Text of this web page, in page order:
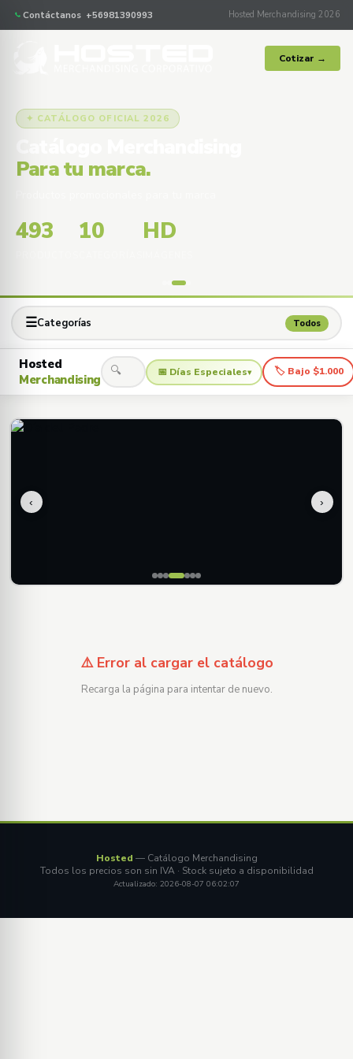
Contáctanos +56981390993 Hosted Merchandising 2026
Cotizar →
✦ CATÁLOGO OFICIAL 2026
Para tu marca.
493 10 HD
☰Categorías Todos
Hosted
Merchandising
🔍 📅 Días Especiales▾ 🏷 Bajo $1.000
‹ ›
⚠️ Error al cargar el catálogo
Recarga la página para intentar de nuevo.
Hosted — Catálogo Merchandising
Todos los precios son sin IVA · Stock sujeto a disponibilidad
Actualizado: 2026-08-07 06:02:07